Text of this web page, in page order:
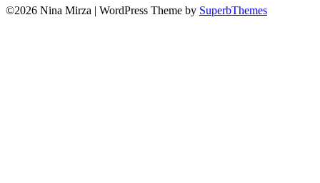
©2026 Nina Mirza | WordPress Theme by SuperbThemes